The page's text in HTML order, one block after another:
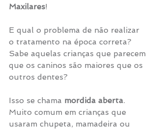
Maxilares!
E qual o problema de não realizar
o tratamento na época correta?
Sabe aquelas crianças que parecem
que os caninos são maiores que os
outros dentes?
Isso se chama mordida aberta.
Muito comum em crianças que
usaram chupeta, mamadeira ou